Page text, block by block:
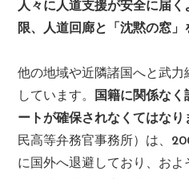
人々に人道支援が安全に届
限、人道回廊と「沈黙の窓」
他の地域や近隣諸国へと武
しています。
国籍に関係な
ートが確保されなくてはなり
民高等弁務官事務所）は、
に国外へ退避しており、およ